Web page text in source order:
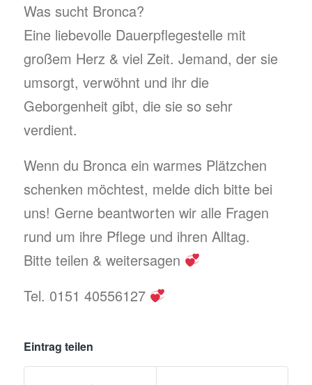
Was sucht Bronca?
Eine liebevolle Dauerpflegestelle mit
großem Herz & viel Zeit. Jemand, der sie
umsorgt, verwöhnt und ihr die
Geborgenheit gibt, die sie so sehr
verdient.
Wenn du Bronca ein warmes Plätzchen
schenken möchtest, melde dich bitte bei
uns! Gerne beantworten wir alle Fragen
rund um ihre Pflege und ihren Alltag.
Bitte teilen & weitersagen
Tel. 0151 40556127
Eintrag teilen